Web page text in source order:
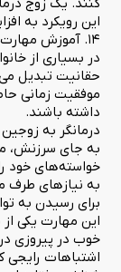
کنند. یک زوج
این رویکرد به
۱۴. آموزش مهارت حل اختلاف بدون برنده و بازنده
در بسیاری از
حقانیت تبدیل
موفقیت زمانی
داشته باشند.
درمانگر به
به جای سرزنش،
خواسته‌های خود
به نیازهای طرف
برای رسیدن به
این مهارت یکی
خوب در پیروزی
اشتباهات رایجی